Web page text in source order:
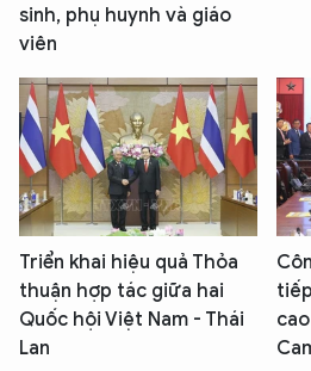
sinh, phụ huynh và giáo
viên
Triển khai hiệu quả Thỏa
thuận hợp tác giữa hai
Quốc hội Việt Nam - Thái
Lan